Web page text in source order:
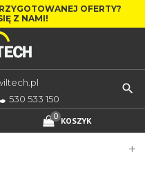
OFERTY?
Z NAMI!
530 533 150
KOSZYK
0
add